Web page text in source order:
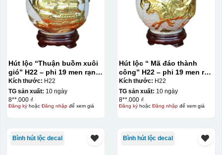
Hút lộc “Thuận buồm xuôi
gió” H22 – phi 19 men rạn
dát vàng
Kích thước: H22
TG sản xuất: 10 ngày
8**.000 ₫
Đăng kýhoặc Đăng nhậpđể xem giá
Hút lộc “ Mã đáo thành
công” H22 – phi 19 men rạn
dát vàng
Kích thước: H22
TG sản xuất: 10 ngày
8**.000 ₫
Đăng kýhoặc Đăng nhậpđể xem giá
Bình hút lộc decal Bình hút lộc decal